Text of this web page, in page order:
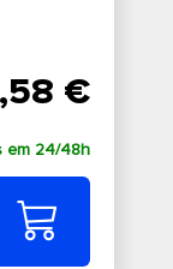
€
em 24/48h